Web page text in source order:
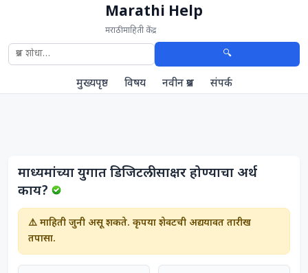
Marathi Help
मराठी माहिती केंद्र
🔍
मुख्यपृष्ठ विषय नवीन प्रश्न संपर्क
माध्यमांच्या युगात डिजिटली साक्षर होण्याचा अर्थ
काय?
⚠️ माहिती जुनी असू शकते. कृपया शेवटची अद्ययावत तारीख
तपासा.